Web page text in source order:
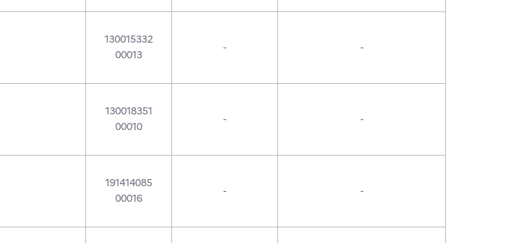
130015332
00013
- -
130018351
00010
- -
191414085
00016
- -